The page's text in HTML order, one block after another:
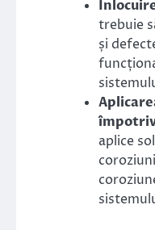
trebuie
și
aplice